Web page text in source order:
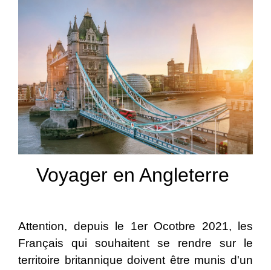
Voyager en Angleterre
Attention, depuis le 1er Ocotbre 2021, les
Français qui souhaitent se rendre sur le
territoire britannique doivent être munis d'un